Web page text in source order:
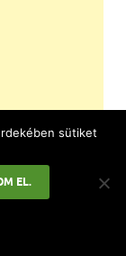
sütiket
EL.